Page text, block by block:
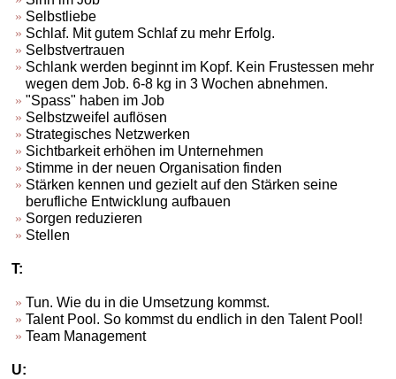
Selbstliebe
Schlaf. Mit gutem Schlaf zu mehr Erfolg.
Selbstvertrauen
Schlank werden beginnt im Kopf. Kein Frustessen mehr
wegen dem Job. 6-8 kg in 3 Wochen abnehmen.
"Spass" haben im Job
Selbstzweifel auflösen
Strategisches Netzwerken
Sichtbarkeit erhöhen im Unternehmen
Stimme in der neuen Organisation finden
Stärken kennen und gezielt auf den Stärken seine
berufliche Entwicklung aufbauen
Sorgen reduzieren
Stellen
T:
Tun. Wie du in die Umsetzung kommst.
Talent Pool. So kommst du endlich in den Talent Pool!
Team Management
U: